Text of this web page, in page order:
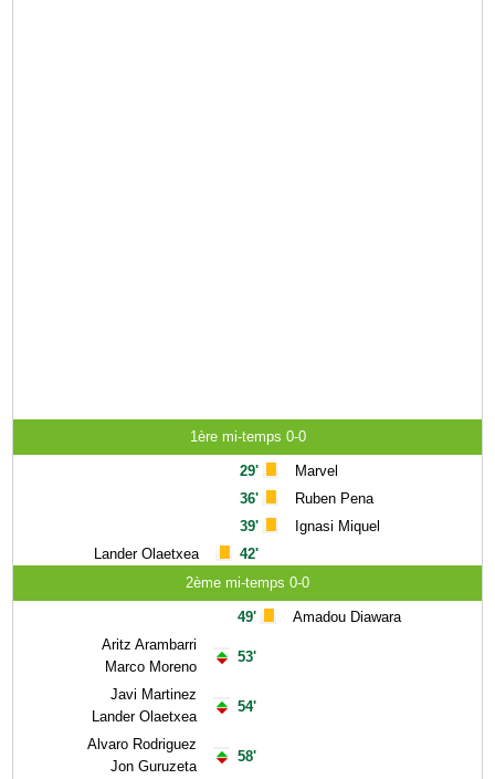
1ère mi-temps 0-0
Lander Olaetxea
29'
36'
39'
42'
Marvel
Ruben Pena
Ignasi Miquel
2ème mi-temps 0-0
Aritz Arambarri
Marco Moreno
Javi Martinez
Lander Olaetxea
Alvaro Rodriguez
Jon Guruzeta
49'
53'
54'
58'
Amadou Diawara